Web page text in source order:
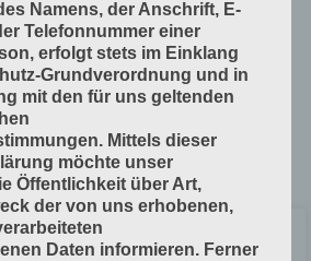
Grundlagen
und Produktdaten
Auslage (Flachstapel-
Namens, der Anschrift, E-
Telefonnummer einer
erfolgt stets im Einklang
Grundverordnung und in
mit den für uns geltenden
Mittels dieser
möchte unser
Öffentlichkeit über Art,
der von uns erhobenen,
Daten informieren. Ferner